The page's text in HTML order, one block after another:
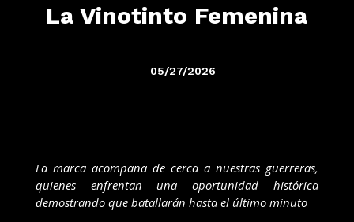
La Vinotinto Femenina
05/27/2026
La marca acompaña de cerca a nuestras guerreras,
quienes enfrentan una oportunidad histórica
demostrando que batallarán hasta el último minuto